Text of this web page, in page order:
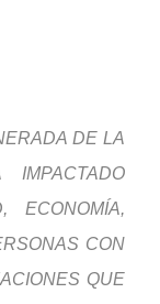
DE LA
ECONOMÍA,
CON
QUE